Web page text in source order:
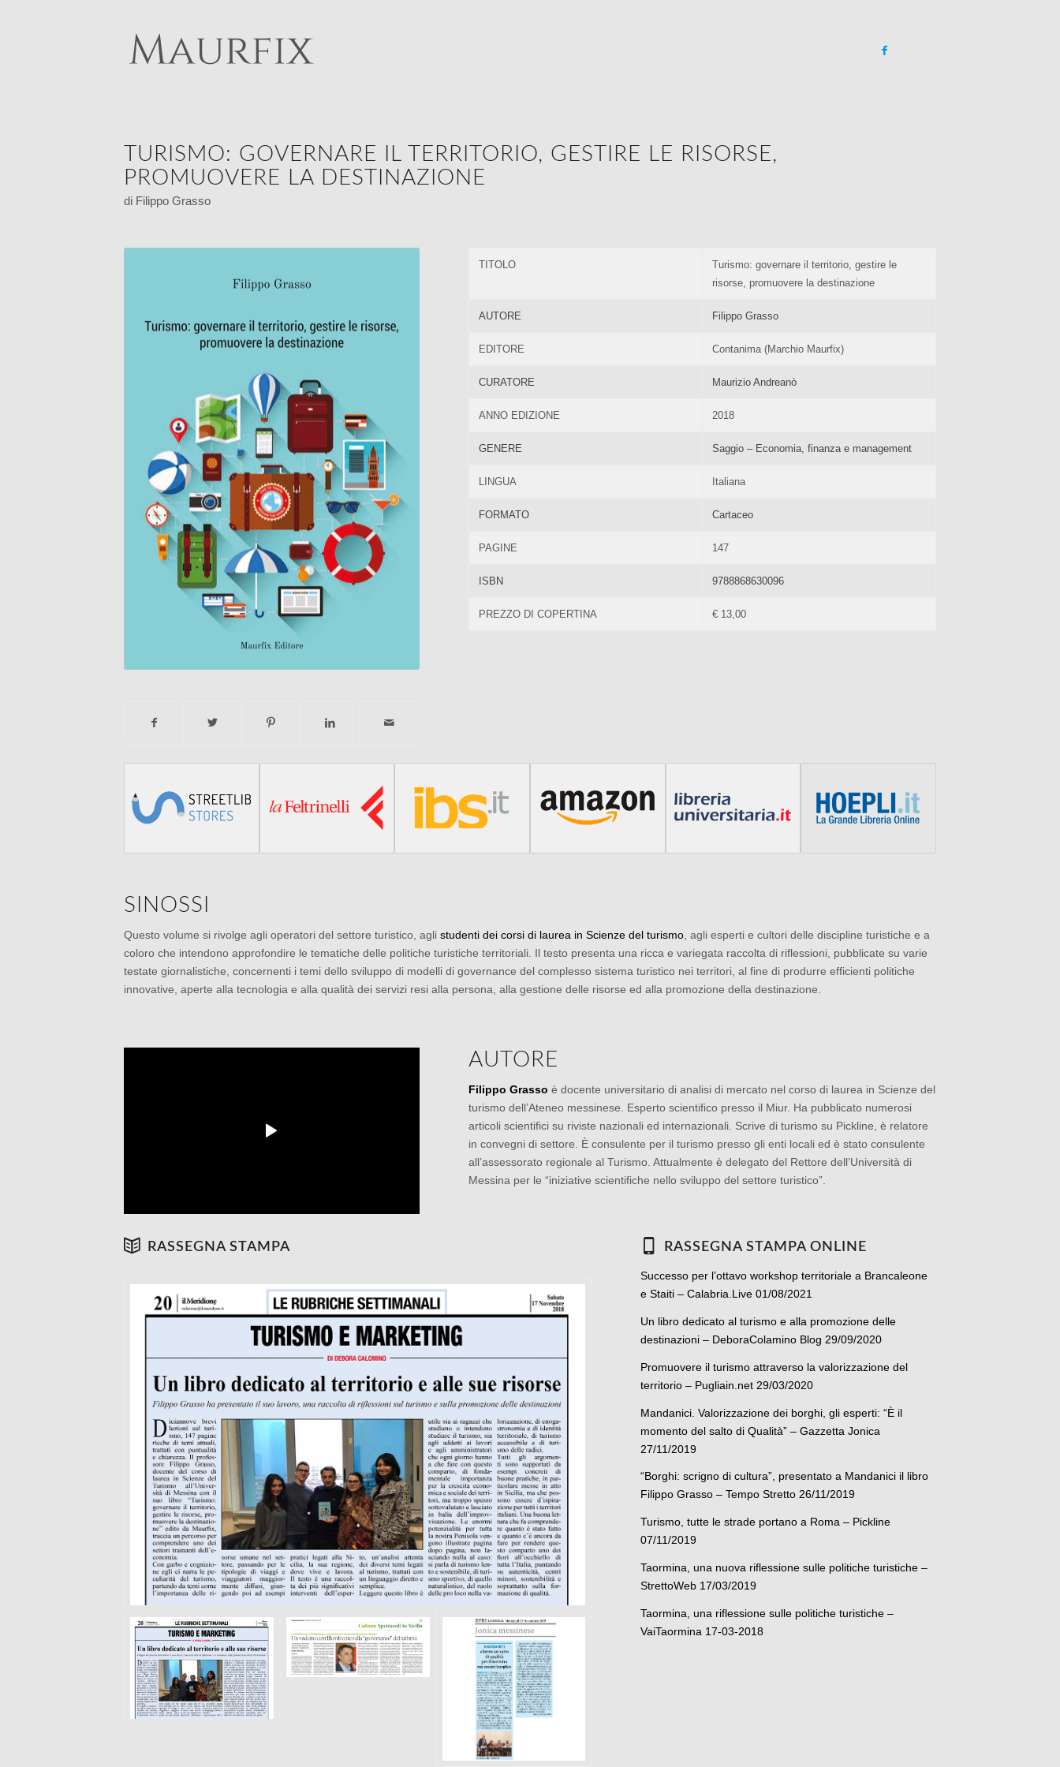
TURISMO: GOVERNARE IL TERRITORIO, GESTIRE LE RISORSE,
PROMUOVERE LA DESTINAZIONE
di Filippo Grasso
TITOLO
Turismo: governare il territorio, gestire le
risorse, promuovere la destinazione
AUTORE Filippo Grasso
EDITORE Contanima (Marchio Maurfix)
CURATORE Maurizio Andreanò
ANNO EDIZIONE 2018
GENERE Saggio – Economia, finanza e management
LINGUA Italiana
FORMATO Cartaceo
PAGINE 147
ISBN 9788868630096
PREZZO DI COPERTINA € 13,00
SINOSSI
Questo volume si rivolge agli operatori del settore turistico, agli studenti dei corsi di laurea in Scienze del turismo , agli esperti e cultori delle discipline turistiche e a
coloro che intendono approfondire le tematiche delle politiche turistiche territoriali. Il testo presenta una ricca e variegata raccolta di riflessioni, pubblicate su varie
testate giornalistiche, concernenti i temi dello sviluppo di modelli di governance del complesso sistema turistico nei territori, al fine di produrre efficienti politiche
innovative, aperte alla tecnologia e alla qualità dei servizi resi alla persona, alla gestione delle risorse ed alla promozione della destinazione.
AUTORE
Filippo Grasso è docente universitario di analisi di mercato nel corso di laurea in Scienze del
turismo dell’Ateneo messinese. Esperto scientifico presso il Miur. Ha pubblicato numerosi
articoli scientifici su riviste nazionali ed internazionali. Scrive di turismo su Pickline, è relatore
in convegni di settore. È consulente per il turismo presso gli enti locali ed è stato consulente
all’assessorato regionale al Turismo. Attualmente è delegato del Rettore dell’Università di
Messina per le “iniziative scientifiche nello sviluppo del settore turistico”.
RASSEGNA STAMPA RASSEGNA STAMPA ONLINE
Successo per l’ottavo workshop territoriale a Brancaleone
e Staiti – Calabria.Live 01/08/2021
Un libro dedicato al turismo e alla promozione delle
destinazioni – DeboraColamino Blog 29/09/2020
Promuovere il turismo attraverso la valorizzazione del
territorio – Pugliain.net 29/03/2020
Mandanici. Valorizzazione dei borghi, gli esperti: “È il
momento del salto di Qualità” – Gazzetta Jonica
27/11/2019
“Borghi: scrigno di cultura”, presentato a Mandanici il libro
Filippo Grasso – Tempo Stretto 26/11/2019
Turismo, tutte le strade portano a Roma – Pickline
07/11/2019
Taormina, una nuova riflessione sulle politiche turistiche –
StrettoWeb 17/03/2019
Taormina, una riflessione sulle politiche turistiche –
VaiTaormina 17-03-2018